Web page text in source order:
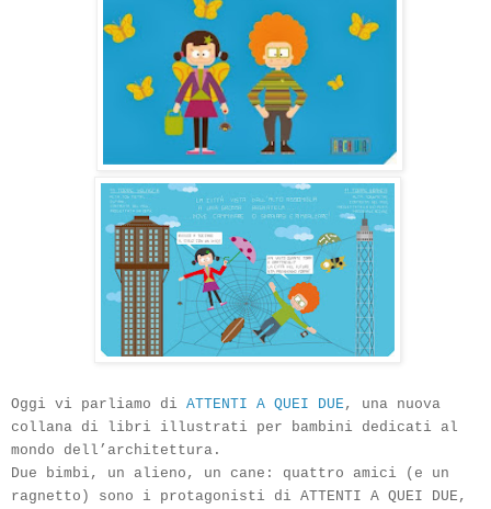
Oggi vi parliamo di ATTENTI A QUEI DUE, una nuova
collana di libri illustrati per bambini dedicati al
mondo dell’architettura.
Due bimbi, un alieno, un cane: quattro amici (e un
ragnetto) sono i protago­nisti di ATTENTI A QUEI DUE,